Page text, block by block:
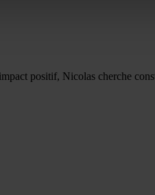
positif, Nicolas cherche